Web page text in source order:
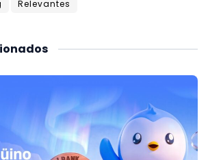
Relevantes